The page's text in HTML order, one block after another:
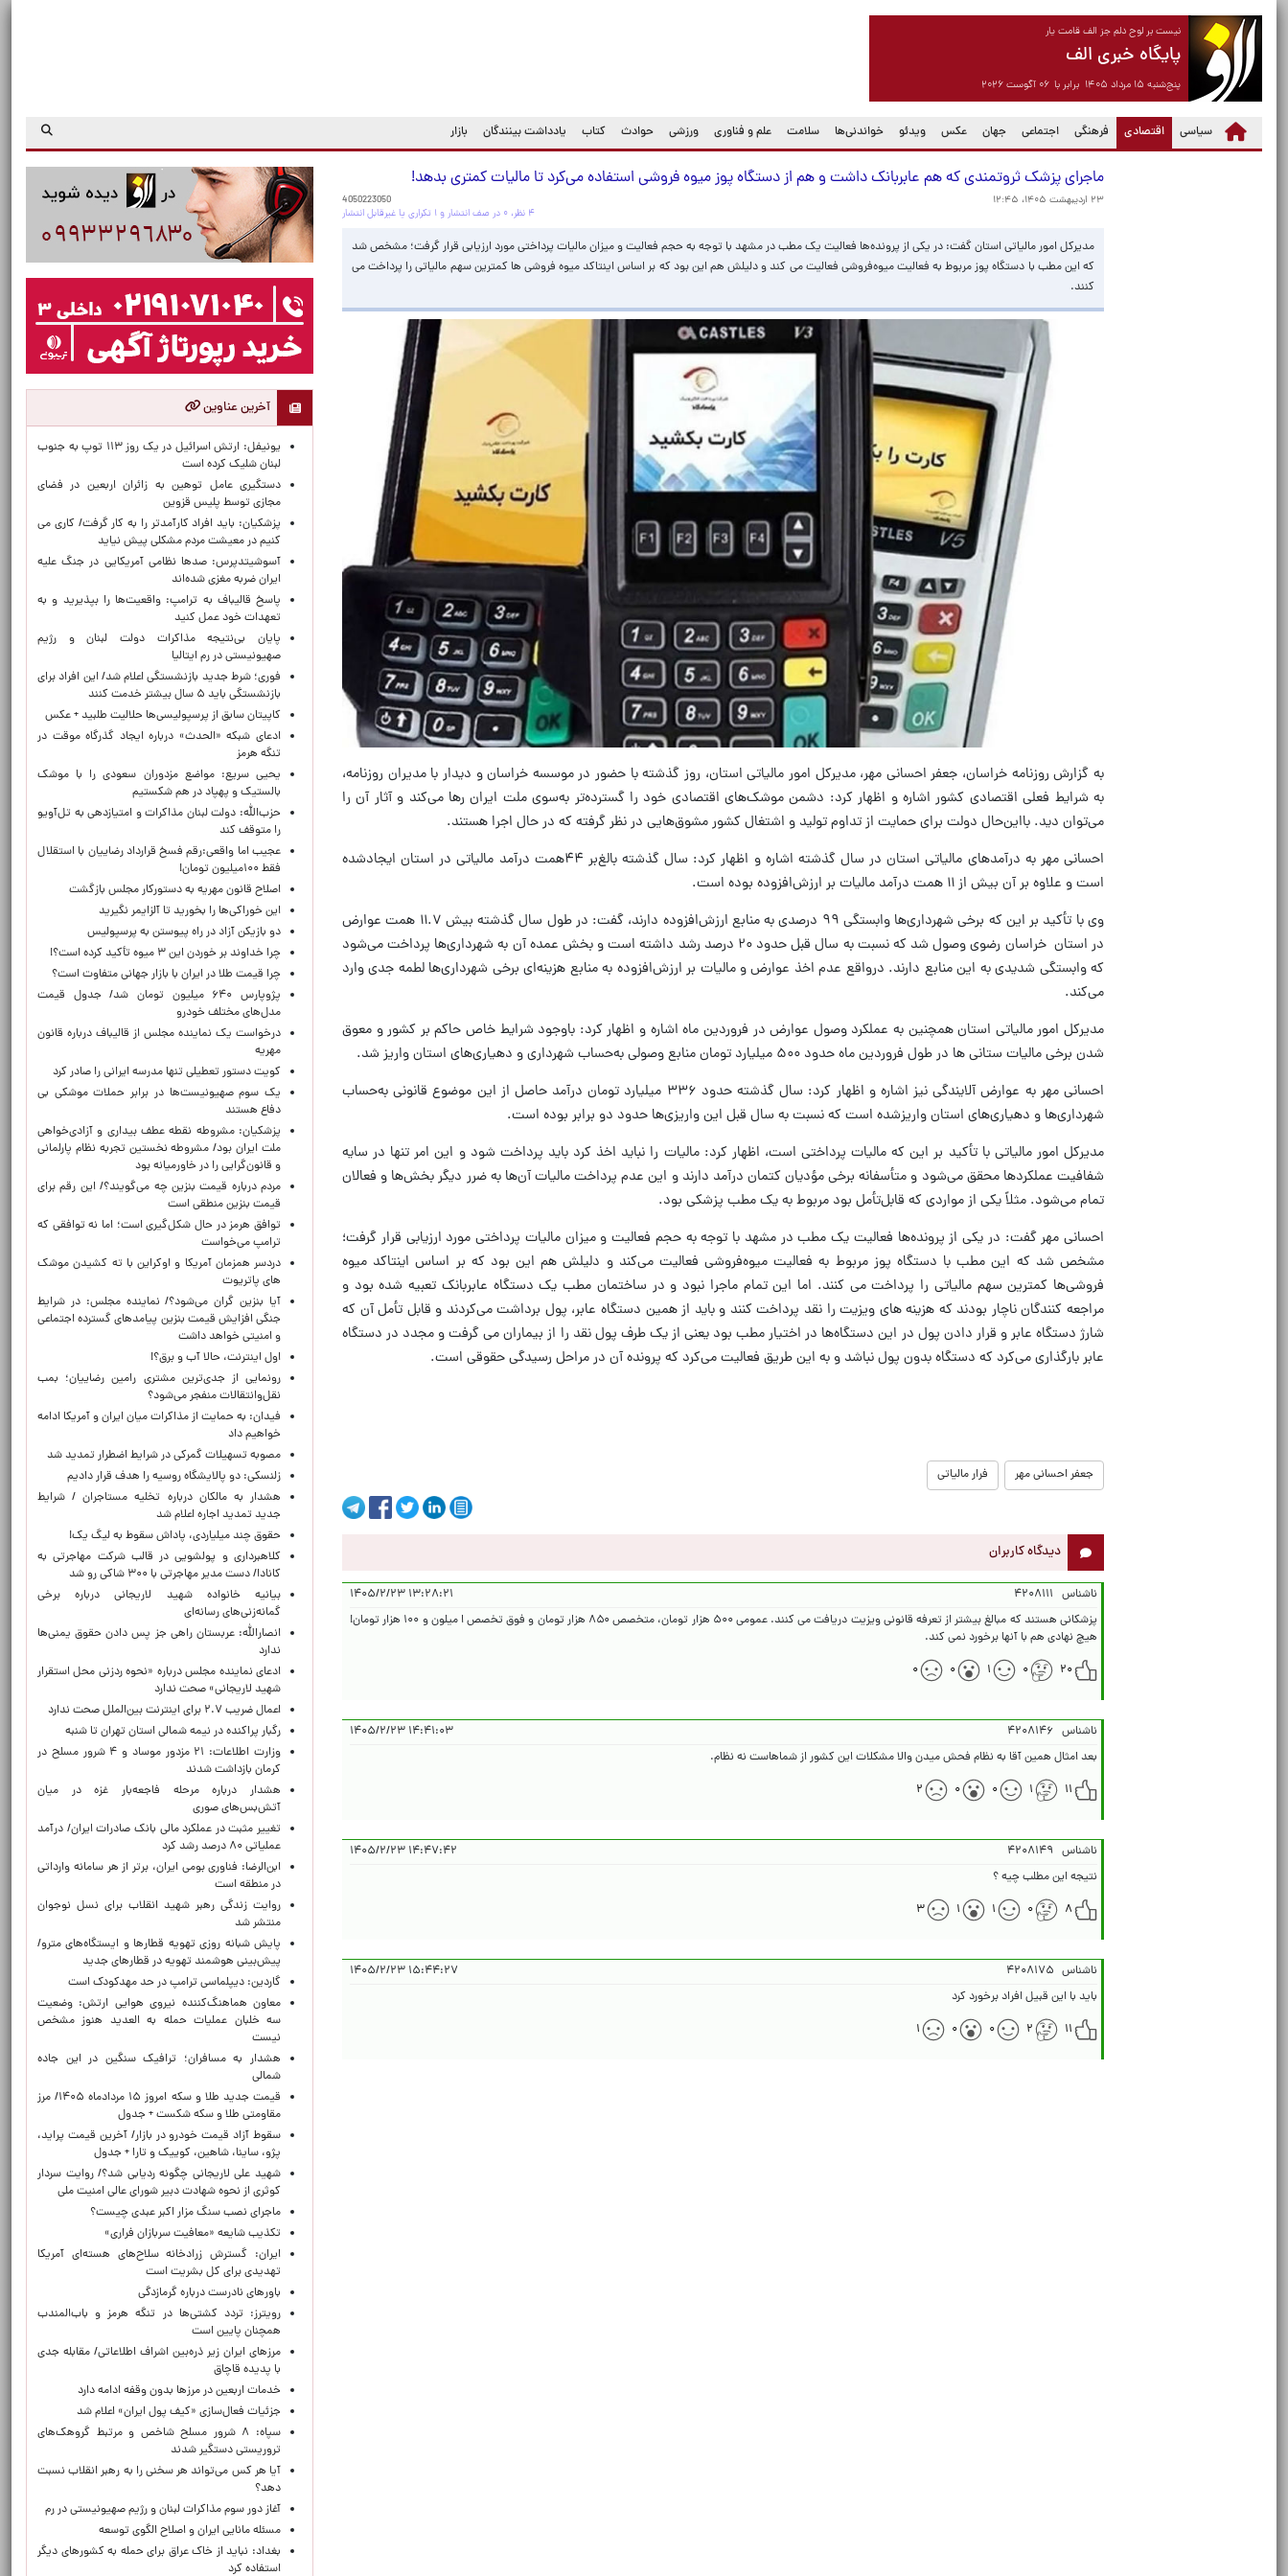
نیست بر لوح دلم جز الف قامت یار
پایگاه خبری الف
پنج‌شنبه ۱۵ مرداد ۱۴۰۵ برابر با ۰۶ آگوست ۲۰۲۶
سیاسی اقتصادی
(current) فرهنگی اجتماعی جهان عکس ویدئو خواندنی‌ها سلامت علم و فناوری ورزشی حوادث کتاب یادداشت بینندگان بازار
ماجرای پزشک ثروتمندی که هم عابربانک داشت و هم از دستگاه پوز میوه فروشی استفاده می‌کرد تا مالیات کمتری بدهد!
۲۳ اردیبهشت ۱۴۰۵، ۱۲:۴۵
4050223050
۴ نظر، ۰ در صف انتشار و ۱ تکراری یا غیرقابل انتشار
مدیرکل امور مالیاتی استان گفت: در یکی از پرونده‌ها فعالیت یک مطب در مشهد با توجه به حجم فعالیت و میزان مالیات پرداختی مورد ارزیابی قرار گرفت؛ مشخص شد
که این مطب با دستگاه پوز مربوط به فعالیت میوه‌فروشی فعالیت می کند و دلیلش هم این بود که بر اساس اینتاکد میوه فروشی ها کمترین سهم مالیاتی را پرداخت می
کنند.
به گزارش روزنامه خراسان، جعفر احسانی مهر، مدیرکل امور مالیاتی استان، روز گذشته با حضور در موسسه خراسان و دیدار با مدیران روزنامه،
به شرایط فعلی اقتصادی کشور اشاره و اظهار کرد: دشمن موشک‌های اقتصادی خود را گسترده‌تر به‌سوی ملت ایران رها می‌کند و آثار آن را
می‌توان دید. بااین‌حال دولت برای حمایت از تداوم تولید و اشتغال کشور مشوق‌هایی در نظر گرفته که در حال اجرا هستند.
احسانی مهر به درآمدهای مالیاتی استان در سال گذشته اشاره و اظهار کرد: سال گذشته بالغ‌بر ۴۴همت درآمد مالیاتی در استان ایجادشده
است و علاوه بر آن بیش از ۱۱ همت درآمد مالیات بر ارزش‌افزوده بوده است.
وی با تأکید بر این که برخی شهرداری‌ها وابستگی ۹۹ درصدی به منابع ارزش‌افزوده دارند، گفت: در طول سال گذشته بیش ۱۱.۷ همت عوارض
در استان خراسان رضوی وصول شد که نسبت به سال قبل حدود ۲۰ درصد رشد داشته است و بخش عمده آن به شهرداری‌ها پرداخت می‌شود
که وابستگی شدیدی به این منابع دارند. درواقع عدم اخذ عوارض و مالیات بر ارزش‌افزوده به منابع هزینه‌ای برخی شهرداری‌ها لطمه جدی وارد
می‌کند.
مدیرکل امور مالیاتی استان همچنین به عملکرد وصول عوارض در فروردین ماه اشاره و اظهار کرد: باوجود شرایط خاص حاکم بر کشور و معوق
شدن برخی مالیات ستانی ها در طول فروردین ماه حدود ۵۰۰ میلیارد تومان منابع وصولی به‌حساب شهرداری و دهیاری‌های استان واریز شد.
احسانی مهر به عوارض آلایندگی نیز اشاره و اظهار کرد: سال گذشته حدود ۳۳۶ میلیارد تومان درآمد حاصل از این موضوع قانونی به‌حساب
شهرداری‌ها و دهیاری‌های استان واریزشده است که نسبت به سال قبل این واریزی‌ها حدود دو برابر بوده است.
مدیرکل امور مالیاتی با تأکید بر این که مالیات پرداختی است، اظهار کرد: مالیات را نباید اخذ کرد باید پرداخت شود و این امر تنها در سایه
شفافیت عملکردها محقق می‌شود و متأسفانه برخی مؤدیان کتمان درآمد دارند و این عدم پرداخت مالیات آن‌ها به ضرر دیگر بخش‌ها و فعالان
تمام می‌شود. مثلاً یکی از مواردی که قابل‌تأمل بود مربوط به یک مطب پزشکی بود.
احسانی مهر گفت: در یکی از پرونده‌ها فعالیت یک مطب در مشهد با توجه به حجم فعالیت و میزان مالیات پرداختی مورد ارزیابی قرار گرفت؛
مشخص شد که این مطب با دستگاه پوز مربوط به فعالیت میوه‌فروشی فعالیت می‌کند و دلیلش هم این بود که بر اساس اینتاکد میوه
فروشی‌ها کمترین سهم مالیاتی را پرداخت می کنند. اما این تمام ماجرا نبود و در ساختمان مطب یک دستگاه عابربانک تعبیه شده بود و
مراجعه کنندگان ناچار بودند که هزینه های ویزیت را نقد پرداخت کنند و باید از همین دستگاه عابر، پول برداشت می‌کردند و قابل تأمل آن که
شارژ دستگاه عابر و قرار دادن پول در این دستگاه‌ها در اختیار مطب بود یعنی از یک طرف پول نقد را از بیماران می گرفت و مجدد در دستگاه
عابر بارگذاری می‌کرد که دستگاه بدون پول نباشد و به این طریق فعالیت می‌کرد که پرونده آن در مراحل رسیدگی حقوقی است.
جعفر احسانی مهر فرار مالیاتی
دیدگاه کاربران
ناشناس ۴۲۰۸۱۱۱
۱۳:۲۸:۲۱ ۱۴۰۵/۲/۲۳
پزشکانی هستند که مبالغ بیشتر از تعرفه قانونی ویزیت دریافت می کنند. عمومی ۵۰۰ هزار تومان، متخصص ۸۵۰ هزار تومان و فوق تخصص ا میلون و ۱۰۰ هزار تومان!
هیچ نهادی هم با آنها برخورد نمی کند.
۲۰
۰ ۱ ۰ ۰
ناشناس ۴۲۰۸۱۴۶
۱۴:۴۱:۰۳ ۱۴۰۵/۲/۲۳
بعد امثال همین آقا به نظام فحش میدن والا مشکلات این کشور از شماهاست نه نظام.
۱۱
۱ ۰ ۰ ۲
ناشناس ۴۲۰۸۱۴۹
۱۴:۴۷:۴۲ ۱۴۰۵/۲/۲۳
نتیجه این مطلب چیه ؟
۸
۰ ۱ ۱ ۳
ناشناس ۴۲۰۸۱۷۵
۱۵:۴۴:۲۷ ۱۴۰۵/۲/۲۳
باید با این قبیل افراد برخورد کرد
۱۱
۲ ۰ ۰ ۱
آخرین عناوین
یونیفل: ارتش اسرائیل در یک روز ۱۱۳ توپ به جنوب
لبنان شلیک کرده است
دستگیری عامل توهین به زائران اربعین در فضای
مجازی توسط پلیس قزوین
پزشکیان: باید افراد کارآمدتر را به کار گرفت/ کاری می
کنیم در معیشت مردم مشکلی پیش نیاید
آسوشیتدپرس: صدها نظامی آمریکایی در جنگ علیه
ایران ضربه مغزی شده‌اند
پاسخ قالیباف به ترامپ: واقعیت‌ها را بپذیرید و به
تعهدات خود عمل کنید
پایان بی‌نتیجه مذاکرات دولت لبنان و رژیم
صهیونیستی در رم ایتالیا
فوری؛ شرط جدید بازنشستگی اعلام شد/ این افراد برای
بازنشستگی باید ۵ سال بیشتر خدمت کنند
کاپیتان سابق از پرسپولیسی‌ها حلالیت طلبید + عکس
ادعای شبکه «الحدث» درباره ایجاد گذرگاه موقت در
تنگه هرمز
یحیی سریع: مواضع مزدوران سعودی را با موشک
بالستیک و پهپاد در هم شکستیم
حزب‌الله: دولت لبنان مذاکرات و امتیازدهی به تل‌آویو
را متوقف کند
عجیب اما واقعی:رقم فسخ قرارداد رضاییان با استقلال
فقط ۱۰۰میلیون تومان!
اصلاح قانون مهریه به دستورکار مجلس بازگشت
این خوراکی‌ها را بخورید تا آلزایمر نگیرید
دو بازیکن آزاد در راه پیوستن به پرسپولیس
چرا خداوند بر خوردن این ۳ میوه تأکید کرده است؟!
چرا قیمت طلا در ایران با بازار جهانی متفاوت است؟
پژوپارس ۶۴۰ میلیون تومان شد/ جدول قیمت
مدل‌های مختلف خودرو
درخواست یک نماینده مجلس از قالیباف درباره قانون
مهریه
کویت دستور تعطیلی تنها مدرسه ایرانی را صادر کرد
یک‌ سوم صهیونیست‌ها در برابر حملات موشکی بی
دفاع هستند
پزشکیان: مشروطه نقطه عطف بیداری و آزادی‌خواهی
ملت ایران بود/ مشروطه نخستین تجربه نظام پارلمانی
و قانون‌گرایی را در خاورمیانه بود
مردم درباره قیمت بنزین چه می‌گویند؟/ این رقم برای
قیمت بنزین منطقی است
توافق هرمز در حال شکل‌گیری است؛ اما نه توافقی که
ترامپ می‌خواست
دردسر همزمان آمریکا و اوکراین با ته کشیدن موشک
های پاتریوت
آیا بنزین گران می‌شود؟/ نماینده مجلس: در شرایط
جنگی افزایش قیمت بنزین پیامدهای گسترده اجتماعی
و امنیتی خواهد داشت
اول اینترنت، حالا آب و برق؟!
رونمایی از جدی‌ترین مشتری رامین رضاییان؛ بمب
نقل‌وانتقالات منفجر می‌شود؟
فیدان: به حمایت از مذاکرات میان ایران و آمریکا ادامه
خواهیم داد
مصوبه تسهیلات گمرکی در شرایط اضطرار تمدید شد
زلنسکی: دو پالایشگاه روسیه را هدف قرار دادیم
هشدار به مالکان درباره تخلیه مستاجران / شرایط
جدید تمدید اجاره اعلام شد
حقوق چند میلیاردی، پاداش سقوط به لیگ یک!
کلاهبرداری و پولشویی در قالب شرکت مهاجرتی به
کانادا/ دست مدیر مهاجرتی با ۳۰۰ شاکی رو شد
بیانیه خانواده شهید لاریجانی درباره برخی
گمانه‌زنی‌های رسانه‌ای
انصارالله: عربستان راهی جز پس دادن حقوق یمنی‌ها
ندارد
ادعای نماینده مجلس درباره «نحوه ردزنی محل استقرار
شهید لاریجانی» صحت ندارد
اعمال ضریب ۲.۷ برای اینترنت بین‌الملل صحت ندارد
رگبار پراکنده در نیمه شمالی استان تهران تا شنبه
وزارت اطلاعات: ۲۱ مزدور موساد و ۴ شرور مسلح در
کرمان بازداشت شدند
هشدار درباره مرحله فاجعه‌بار غزه در میان
آتش‌بس‌های صوری
تغییر مثبت در عملکرد مالی بانک صادرات ایران/ درآمد
عملیاتی ۸۰ درصد رشد کرد
ابن‌الرضا: فناوری بومی ایران، برتر از هر سامانه وارداتی
در منطقه است
روایت زندگی رهبر شهید انقلاب برای نسل نوجوان
منتشر شد
پایش شبانه روزی تهویه قطارها و ایستگاه‌های مترو/
پیش‌بینی هوشمند تهویه در قطارهای جدید
گاردین: دیپلماسی ترامپ در حد مهدکودک است
معاون هماهنگ‌کننده نیروی هوایی ارتش: وضعیت
سه خلبان عملیات حمله به العدید هنوز مشخص
نیست
هشدار به مسافران؛ ترافیک سنگین در این جاده
شمالی
قیمت جدید طلا و سکه امروز ۱۵ مردادماه ۱۴۰۵/ مرز
مقاومتی طلا و سکه شکست + جدول
سقوط آزاد قیمت خودرو در بازار/ آخرین قیمت پراید،
پژو، ساینا، شاهین، کوییک و تارا + جدول
شهید علی لاریجانی چگونه ردیابی شد؟/ روایت سردار
کوثری از نحوه شهادت دبیر شورای عالی امنیت ملی
ماجرای نصب سنگ مزار اکبر عبدی چیست؟
تکذیب شایعه «معافیت سربازان فراری»
ایران: گسترش زرادخانه سلاح‌های هسته‌ای آمریکا
تهدیدی برای کل بشریت است
باورهای نادرست درباره گرمازدگی
رویترز: تردد کشتی‌ها در تنگه هرمز و باب‌المندب
همچنان پایین است
مرزهای ایران زیر ذره‌بین اشراف اطلاعاتی/ مقابله جدی
با پدیده قاچاق
خدمات اربعین در مرزها بدون وقفه ادامه دارد
جزئیات فعال‌سازی «کیف پول ایران» اعلام شد
سپاه: ۸ شرور مسلح شاخص و مرتبط گروهک‌های
تروریستی دستگیر شدند
آیا هر کس می‌تواند هر سخنی را به رهبر انقلاب نسبت
دهد؟
آغاز دور سوم مذاکرات لبنان و رژیم صهیونیستی در رم
مسئله مانایی ایران و اصلاح الگوی توسعه
بغداد: نباید از خاک عراق برای حمله به کشورهای دیگر
استفاده کرد